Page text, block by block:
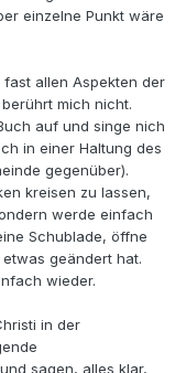
einzelne Punkt wäre
fast allen Aspekten der
mich nicht.
auf und singe nich
in einer Haltung des
gegenüber).
kreisen zu lassen,
werde einfach
Schublade, öffne
geändert hat.
wieder.
in der
sagen, alles klar,